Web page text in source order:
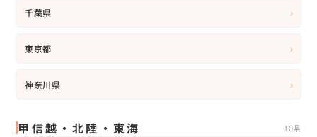
千葉県 ›
東京都 ›
神奈川県 ›
甲信越・北陸・東海 10県